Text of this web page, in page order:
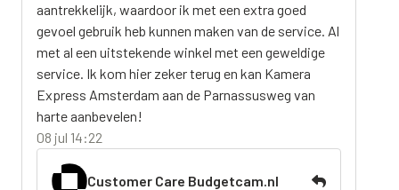
aantrekkelijk, waardoor ik met een extra goed
gevoel gebruik heb kunnen maken van de service. Al
met al een uitstekende winkel met een geweldige
service. Ik kom hier zeker terug en kan Kamera
Express Amsterdam aan de Parnassusweg van
harte aanbevelen!
08 jul 14:22
Customer Care Budgetcam.nl